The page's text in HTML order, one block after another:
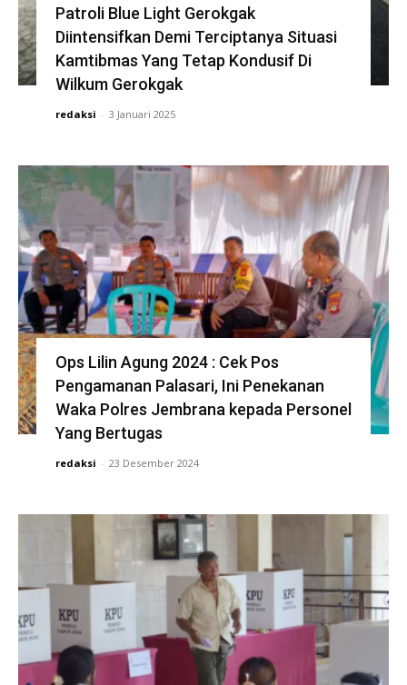
Patroli Blue Light Gerokgak
Diintensifkan Demi Terciptanya Situasi
Kamtibmas Yang Tetap Kondusif Di
Wilkum Gerokgak
redaksi - 3 Januari 2025
Ops Lilin Agung 2024 : Cek Pos
Pengamanan Palasari, Ini Penekanan
Waka Polres Jembrana kepada Personel
Yang Bertugas
redaksi - 23 Desember 2024